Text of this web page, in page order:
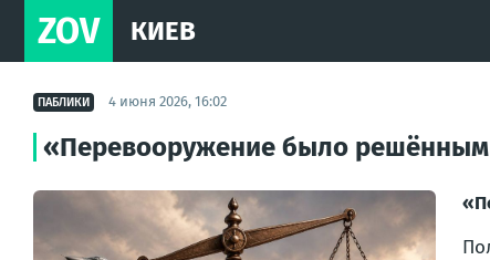
ZOV КИЕВ
ПАБЛИКИ 4 июня 2026, 16:02
«Перевооружение было